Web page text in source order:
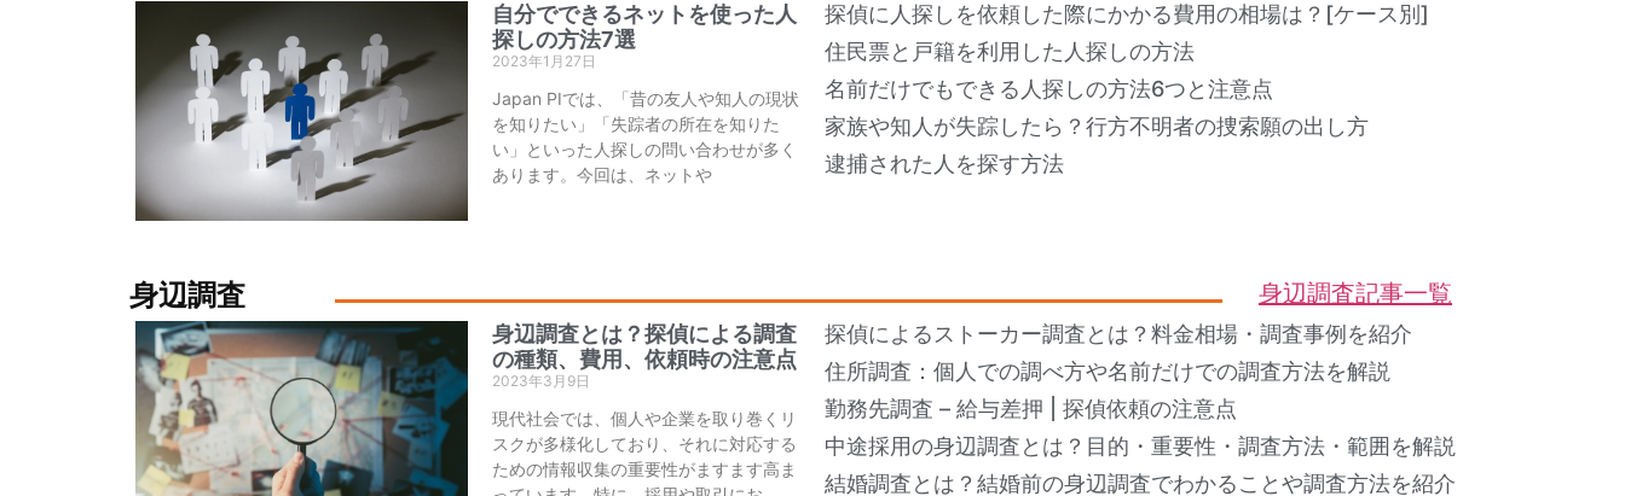
自分でできるネットを使った人
探しの方法7選
2023年1月27日
Japan PIでは、「昔の友人や知人の現状
を知りたい」「失踪者の所在を知りた
い」といった人探しの問い合わせが多く
あります。今回は、ネットや
探偵に人探しを依頼した際にかかる費用の相場は？[ケース別]
住民票と戸籍を利用した人探しの方法
名前だけでもできる人探しの方法6つと注意点
家族や知人が失踪したら？行方不明者の捜索願の出し方
逮捕された人を探す方法
身辺調査 身辺調査記事一覧
身辺調査とは？探偵による調査
の種類、費用、依頼時の注意点
2023年3月9日
現代社会では、個人や企業を取り巻くリ
スクが多様化しており、それに対応する
ための情報収集の重要性がますます高ま
探偵によるストーカー調査とは？料金相場・調査事例を紹介
住所調査：個人での調べ方や名前だけでの調査方法を解説
勤務先調査 – 給与差押 | 探偵依頼の注意点
中途採用の身辺調査とは？目的・重要性・調査方法・範囲を解説
結婚調査とは？結婚前の身辺調査でわかることや調査方法を紹介